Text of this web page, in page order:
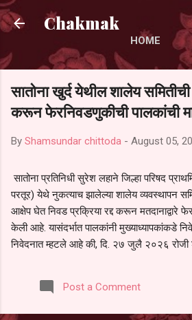
Skip to main
Chakmak
HOME
सातोना खुर्द येथील शालेय समितीची
करून फेरनिवडणुकीची पालकांची
By Shamsundar chittoda - August 05,
सातोना प्रतिनिधी सुरेश लहाने जिल्हा परिषद
परतूर) येथे नुकत्याच झालेल्या शालेय व्यवस्थापन
आक्षेप घेत निवड प्रक्रिया रद्द करून मतदानाद्वारे
केली आहे. यासंदर्भात पालकांनी मुख्याध्यापकांकडे
निवेदनात म्हटले आहे की, दि. २७ जुलै २०२६ रोजी
पालकांना देण्यात आली नसल्याने मोठ्या संख्येने
नाहीत. तसेच सर्व पालकांना विश्वासात न घेता निवड
Post a Comment